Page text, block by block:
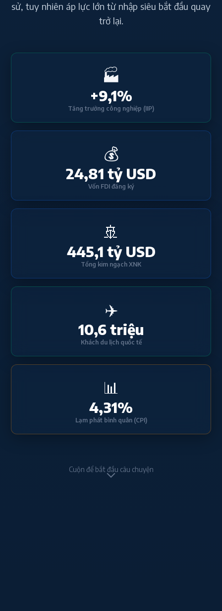
sử, tuy nhiên áp lực lớn từ nhập siêu bắt đầu quay
trở lại.
🏭
+9,1%
Tăng trưởng công nghiệp (IIP)
💰
24,81 tỷ USD
Vốn FDI đăng ký
🚢
445,1 tỷ USD
Tổng kim ngạch XNK
✈️
10,6 triệu
Khách du lịch quốc tế
📊
4,31%
Lạm phát bình quân (CPI)
Cuộn để bắt đầu câu chuyện